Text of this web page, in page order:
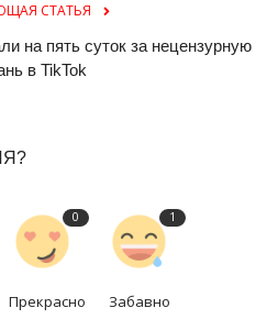
СТАТЬЯ
на пять суток за нецензурную
в TikTok
0
Прекрасно
1
Забавно